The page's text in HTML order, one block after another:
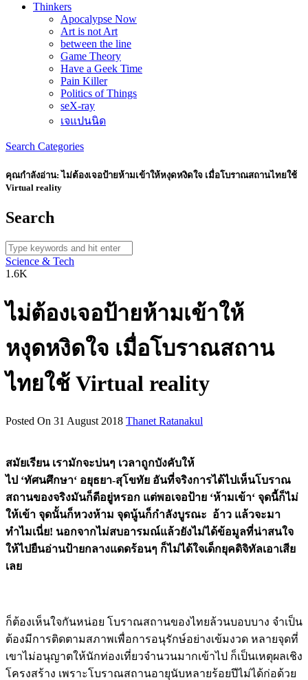
Thinkers
Apocalypse Now
Art is not Art
between the line
Game Theory
Have a Geek Time
Pain Killer
Politics of Things
seX-ray
เจแปนนิด
Search Categories
คุณกำลังอ่าน: ไม่ต้องเจอป้ายห้ามเข้าให้หงุดหงิดใจ เมื่อโบราณสถานไทยใช้
Virtual reality
Search
Science & Tech
1.6K
ไม่ต้องเจอป้ายห้ามเข้าให้
หงุดหงิดใจ เมื่อโบราณสถาน
ไทยใช้ Virtual reality
Posted On 31 August 2018 Thanet Ratanakul
สมัยเรียน เรามักจะบ่นๆ เวลาถูกบังคับให้
ไป ‘ทัศนศึกษา‘ อยุธยา-สุโขทัย อันที่จริงการได้ไปเห็นโบราณ
สถานของจริงมันก็ดีอยู่หรอก แต่พอเจอป้าย ‘ห้ามเข้า‘ จุดนี้ก็ไม่
ให้เข้า จุดนั้นก็หวงห้าม จุดนู้นก็กำลังบูรณะ อ้าว แล้วจะมา
ทำไมเนี่ย! นอกจากไม่สบอารมณ์แล้วยังไม่ได้ข้อมูลที่น่าสนใจ
ให้ไปยืนอ่านป้ายกลางแดดร้อนๆ ก็ไม่ได้ใจเด็กยุคดิจิทัลเอาเสีย
เลย
ก็ต้องเห็นใจกันหน่อย โบราณสถานของไทยล้วนบอบบาง จำเป็น
ต้องมีการติดตามสภาพเพื่อการอนุรักษ์อย่างเข้มงวด หลายจุดที่
เขาไม่อนุญาตให้นักท่องเที่ยวจำนวนมากเข้าไป ก็เป็นเหตุผลเชิง
โครงสร้าง เพราะโบราณสถานอายุนับหลายร้อยปีไม่ได้ก่อด้วย